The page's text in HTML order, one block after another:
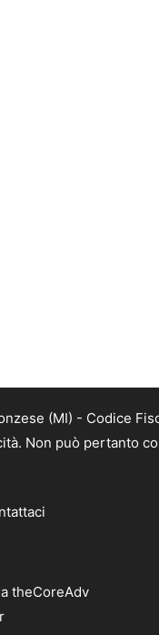
(MI) - Codice
Non può pertanto
theCoreAdv